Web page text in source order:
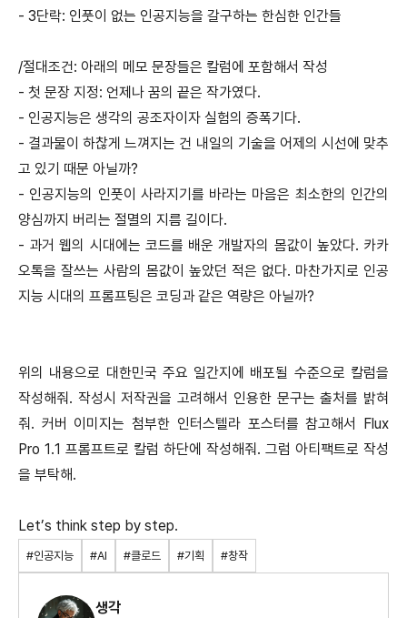
- 3단락: 인풋이 없는 인공지능을 갈구하는 한심한 인간들
/절대조건: 아래의 메모 문장들은 칼럼에 포함해서 작성
- 첫 문장 지정: 언제나 꿈의 끝은 작가였다.
- 인공지능은 생각의 공조자이자 실험의 증폭기다.
- 결과물이 하찮게 느껴지는 건 내일의 기술을 어제의 시선에 맞추
고 있기 때문 아닐까?
- 인공지능의 인풋이 사라지기를 바라는 마음은 최소한의 인간의
양심까지 버리는 절멸의 지름 길이다.
- 과거 웹의 시대에는 코드를 배운 개발자의 몸값이 높았다. 카카
오톡을 잘쓰는 사람의 몸값이 높았던 적은 없다. 마찬가지로 인공
지능 시대의 프롬프팅은 코딩과 같은 역량은 아닐까?
위의 내용으로 대한민국 주요 일간지에 배포될 수준으로 칼럼을
작성해줘. 작성시 저작권을 고려해서 인용한 문구는 출처를 밝혀
줘. 커버 이미지는 첨부한 인터스텔라 포스터를 참고해서 Flux
Pro 1.1 프롬프트로 칼럼 하단에 작성해줘. 그럼 아티팩트로 작성
을 부탁해.
Let’s think step by step.
#인공지능 #AI #클로드 #기획 #창작
생각